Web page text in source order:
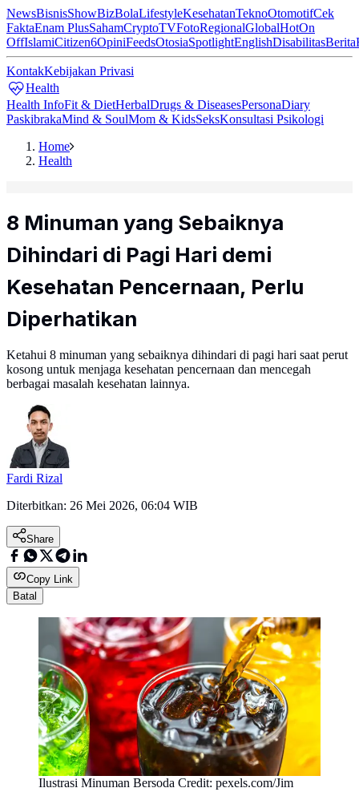
NewsBisnisShowBizBolaLifestyleKesehatanTeknoOtomotifCek
FaktaEnam PlusSahamCryptoTVFotoRegionalGlobalHotOn
OffIslamiCitizen6OpiniFeedsOtosiaSpotlightEnglishDisabilitasBerita
KontakKebijakan Privasi
Health
Health InfoFit & DietHerbalDrugs & DiseasesPersonaDiary
PaskibrakaMind & SoulMom & KidsSeksKonsultasi Psikologi
Home
Health
8 Minuman yang Sebaiknya
Dihindari di Pagi Hari demi
Kesehatan Pencernaan, Perlu
Diperhatikan
Ketahui 8 minuman yang sebaiknya dihindari di pagi hari saat perut
kosong untuk menjaga kesehatan pencernaan dan mencegah
berbagai masalah kesehatan lainnya.
Fardi Rizal
Diterbitkan: 26 Mei 2026, 06:04 WIB
Share
Copy Link
Batal
Ilustrasi Minuman Bersoda Credit: pexels.com/Jim